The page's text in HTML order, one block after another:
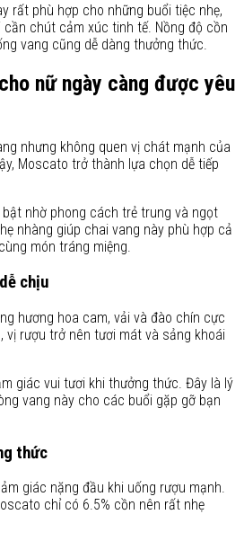
rất phù hợp cho những buổi tiệc nhẹ,
chút cảm xúc tinh tế. Nồng độ cồn
vang cũng dễ dàng thưởng thức.
nữ ngày càng được yêu
nhưng không quen vị chát mạnh của
Moscato trở thành lựa chọn dễ tiếp
nhờ phong cách trẻ trung và ngọt
nhàng giúp chai vang này phù hợp cả
món tráng miệng.
chịu
hương hoa cam, vải và đào chín cực
vị rượu trở nên tươi mát và sảng khoái
giác vui tươi khi thưởng thức. Đây là lý
vang này cho các buổi gặp gỡ bạn
thức
giác nặng đầu khi uống rượu mạnh.
chỉ có 6.5% cồn nên rất nhẹ